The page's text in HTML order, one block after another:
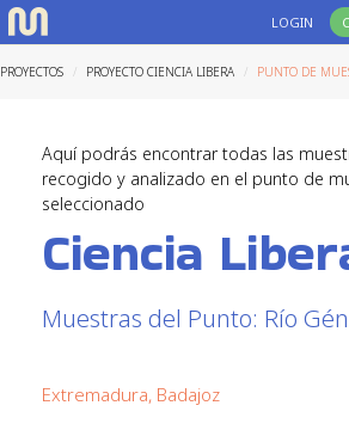
LOGIN
PROYECTOS PROYECTO CIENCIA LIBERA PUNTO DE
Aquí podrás encontrar todas las
recogido y analizado en el punto de
seleccionado
Ciencia
Muestras del Punto: Río
Extremadura, Badajoz